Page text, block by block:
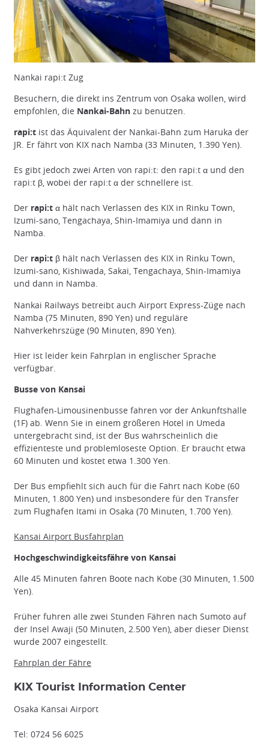
Nankai rapi:t Zug
Besuchern, die direkt ins Zentrum von Osaka wollen, wird
empfohlen, die Nankai-Bahn zu benutzen.
rapi:t ist das Äquivalent der Nankai-Bahn zum Haruka der
JR. Er fährt von KIX nach Namba (33 Minuten, 1.390 Yen).
Es gibt jedoch zwei Arten von rapi:t: den rapi:t α und den
rapi:t β, wobei der rapi:t α der schnellere ist.
Der rapi:t α hält nach Verlassen des KIX in Rinku Town,
Izumi-sano, Tengachaya, Shin-Imamiya und dann in
Namba.
Der rapi:t β hält nach Verlassen des KIX in Rinku Town,
Izumi-sano, Kishiwada, Sakai, Tengachaya, Shin-Imamiya
und dann in Namba.
Nankai Railways betreibt auch Airport Express-Züge nach
Namba (75 Minuten, 890 Yen) und reguläre
Nahverkehrszüge (90 Minuten, 890 Yen).
Hier ist leider kein Fahrplan in englischer Sprache
verfügbar.
Busse von Kansai
Flughafen-Limousinenbusse fahren vor der Ankunftshalle
(1F) ab. Wenn Sie in einem größeren Hotel in Umeda
untergebracht sind, ist der Bus wahrscheinlich die
effizienteste und problemloseste Option. Er braucht etwa
60 Minuten und kostet etwa 1.300 Yen.
Der Bus empfiehlt sich auch für die Fahrt nach Kobe (60
Minuten, 1.800 Yen) und insbesondere für den Transfer
zum Flughafen Itami in Osaka (70 Minuten, 1.700 Yen).
Kansai Airport Busfahrplan
Hochgeschwindigkeitsfähre von Kansai
Alle 45 Minuten fahren Boote nach Kobe (30 Minuten, 1.500
Yen).
Früher fuhren alle zwei Stunden Fähren nach Sumoto auf
der Insel Awaji (50 Minuten, 2.500 Yen), aber dieser Dienst
wurde 2007 eingestellt.
Fahrplan der Fähre
KIX Tourist Information Center
Osaka Kansai Airport
Tel: 0724 56 6025